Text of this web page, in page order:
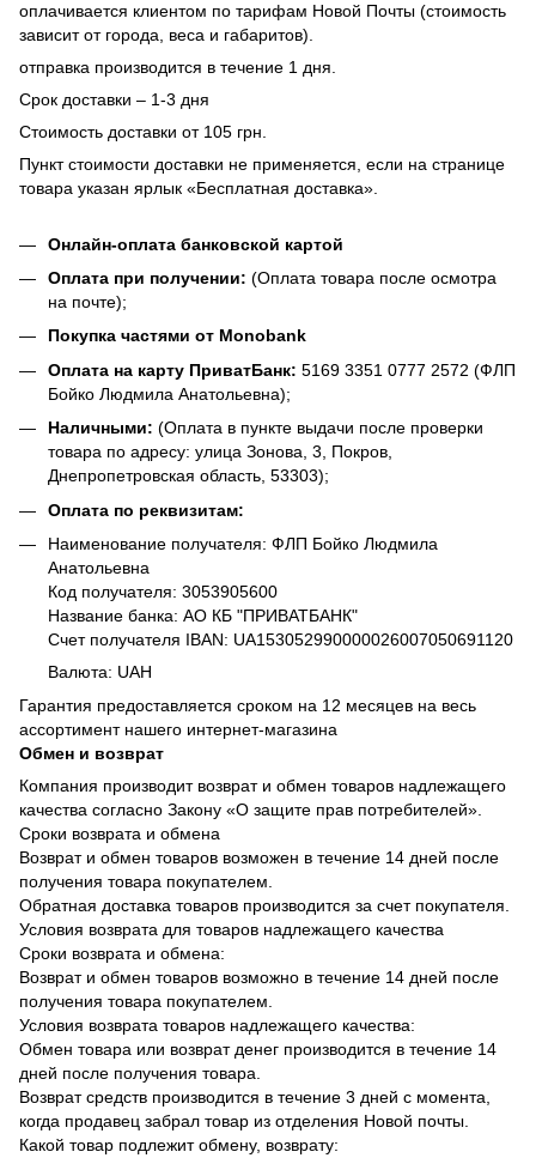
оплачивается клиентом по тарифам Новой Почты (стоимость
зависит от города, веса и габаритов).
отправка производится в течение 1 дня.
Срок доставки – 1-3 дня
Стоимость доставки от 105 грн.
Пункт стоимости доставки не применяется, если на странице
товара указан ярлык «Бесплатная доставка».
Онлайн-оплата банковской картой
Оплата при получении: (Оплата товара после осмотра
на почте);
Покупка частями от Monobank
Оплата на карту ПриватБанк: 5169 3351 0777 2572 (ФЛП
Бойко Людмила Анатольевна);
Наличными: (Оплата в пункте выдачи после проверки
товара по адресу: улица Зонова, 3, Покров,
Днепропетровская область, 53303);
Оплата по реквизитам:
Наименование получателя: ФЛП Бойко Людмила
Анатольевна
Код получателя: 3053905600
Название банка: АО КБ "ПРИВАТБАНК"
Счет получателя IBAN: UA153052990000026007050691120
Валюта: UAH
Гарантия предоставляется сроком на 12 месяцев на весь
ассортимент нашего интернет-магазина
Обмен и возврат
Компания производит возврат и обмен товаров надлежащего
качества согласно Закону «О защите прав потребителей».
Сроки возврата и обмена
Возврат и обмен товаров возможен в течение 14 дней после
получения товара покупателем.
Обратная доставка товаров производится за счет покупателя.
Условия возврата для товаров надлежащего качества
Сроки возврата и обмена:
Возврат и обмен товаров возможно в течение 14 дней после
получения товара покупателем.
Условия возврата товаров надлежащего качества:
Обмен товара или возврат денег производится в течение 14
дней после получения товара.
Возврат средств производится в течение 3 дней с момента,
когда продавец забрал товар из отделения Новой почты.
Какой товар подлежит обмену, возврату: